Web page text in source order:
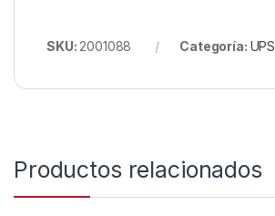
SKU: 2001088 Categoría: UPS
Productos relacionados